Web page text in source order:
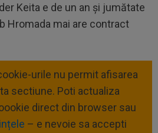
Keita e de un an și jumătate
Hromada mai are contract
urile nu permit afisarea
sectiune. Poti actualiza
direct din browser sau
– e nevoie sa accepti